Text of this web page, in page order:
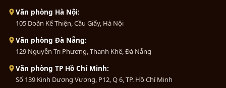
- Hình ảnh bầy Hạc và đầm Sen được trạm
khắc rõ nét, tinh tế. Sản phẩm
dát vàng 9999 đẹpthể hiện được tâm huyết
làm nghề và kỹ thuật chế tác của nghệ nhân.
Với kích thước tranh dài 1,47m, rộng 0,88
khảm...
Bộ tam sự đỉnh nến khảm ngũ
sắc...
Văn phòng Hà Nội:
105 Doãn Kế Thiện, Cầu Giấy, Hà Nội
Văn phòng Đà Nẵng:
129 Nguyễn Tri Phương, Thanh Khê, Đà Nẵng
Văn phòng TP Hồ Chí Minh:
Số 139 Kinh Dương Vương, P12, Q 6, TP. Hồ Chí Minh